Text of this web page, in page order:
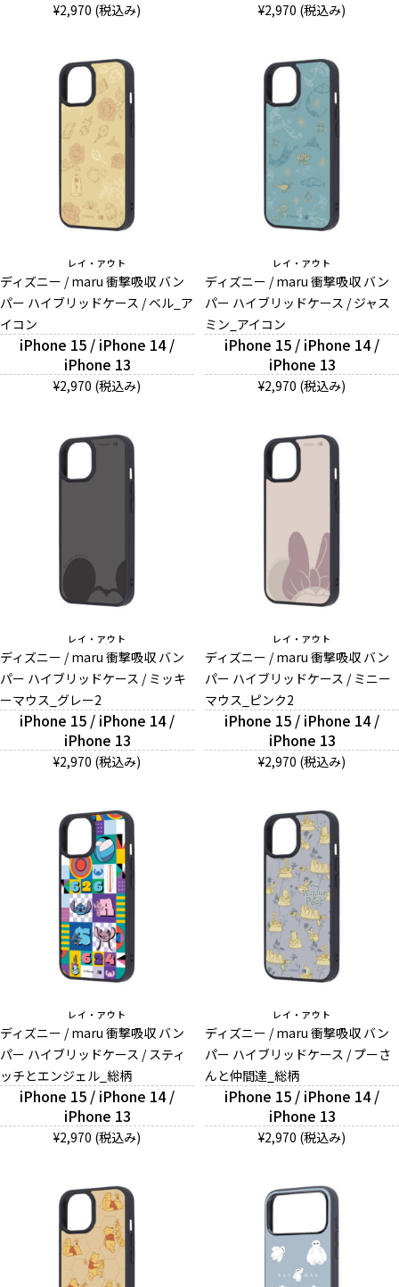
¥2,970 (税込み) ¥2,970 (税込み)
レイ・アウト
ディズニー / maru 衝撃吸収 バン
パー ハイブリッドケース / ベル_ア
イコン
iPhone 15 / iPhone 14 /
iPhone 13
¥2,970 (税込み)
レイ・アウト
ディズニー / maru 衝撃吸収 バン
パー ハイブリッドケース / ジャス
ミン_アイコン
iPhone 15 / iPhone 14 /
iPhone 13
¥2,970 (税込み)
レイ・アウト
ディズニー / maru 衝撃吸収 バン
パー ハイブリッドケース / ミッキ
ーマウス_グレー2
iPhone 15 / iPhone 14 /
iPhone 13
¥2,970 (税込み)
レイ・アウト
ディズニー / maru 衝撃吸収 バン
パー ハイブリッドケース / ミニー
マウス_ピンク2
iPhone 15 / iPhone 14 /
iPhone 13
¥2,970 (税込み)
レイ・アウト
ディズニー / maru 衝撃吸収 バン
パー ハイブリッドケース / スティ
ッチとエンジェル_総柄
iPhone 15 / iPhone 14 /
iPhone 13
¥2,970 (税込み)
レイ・アウト
ディズニー / maru 衝撃吸収 バン
パー ハイブリッドケース / プーさ
んと仲間達_総柄
iPhone 15 / iPhone 14 /
iPhone 13
¥2,970 (税込み)